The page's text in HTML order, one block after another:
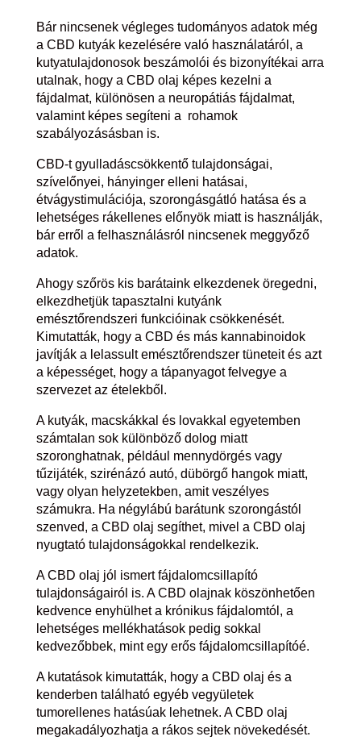
Bár nincsenek végleges tudományos adatok még
a CBD kutyák kezelésére való használatáról, a
kutyatulajdonosok beszámolói és bizonyítékai arra
utalnak, hogy a CBD olaj képes kezelni a
fájdalmat, különösen a neuropátiás fájdalmat,
valamint képes segíteni a rohamok
szabályozásásban is.
CBD-t gyulladáscsökkentő tulajdonságai,
szívelőnyei, hányinger elleni hatásai,
étvágystimulációja, szorongásgátló hatása és a
lehetséges rákellenes előnyök miatt is használják,
bár erről a felhasználásról nincsenek meggyőző
adatok.
Ahogy szőrös kis barátaink elkezdenek öregedni,
elkezdhetjük tapasztalni kutyánk
emésztőrendszeri funkcióinak csökkenését.
Kimutatták, hogy a CBD és más kannabinoidok
javítják a lelassult emésztőrendszer tüneteit és azt
a képességet, hogy a tápanyagot felvegye a
szervezet az ételekből.
A kutyák, macskákkal és lovakkal egyetemben
számtalan sok különböző dolog miatt
szoronghatnak, például mennydörgés vagy
tűzijáték, szirénázó autó, dübörgő hangok miatt,
vagy olyan helyzetekben, amit veszélyes
számukra. Ha négylábú barátunk szorongástól
szenved, a CBD olaj segíthet, mivel a CBD olaj
nyugtató tulajdonságokkal rendelkezik.
A CBD olaj jól ismert fájdalomcsillapító
tulajdonságairól is. A CBD olajnak köszönhetően
kedvence enyhülhet a krónikus fájdalomtól, a
lehetséges mellékhatások pedig sokkal
kedvezőbbek, mint egy erős fájdalomcsillapítóé.
A kutatások kimutatták, hogy a CBD olaj és a
kenderben található egyéb vegyületek
tumorellenes hatásúak lehetnek. A CBD olaj
megakadályozhatja a rákos sejtek növekedését.